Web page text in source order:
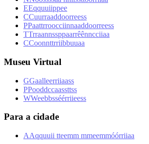
EEqquuiippee
CCuurraaddoorreess
PPaattrroocciinnaaddoorreess
TTrraannssppaarrêênncciiaa
CCoonnttrriibbuuaa
Museu Virtual
GGaalleerriiaass
PPooddccaassttss
WWeebbsséérriieess
Para a cidade
AAqquuii tteemm mmeemmóórriiaa